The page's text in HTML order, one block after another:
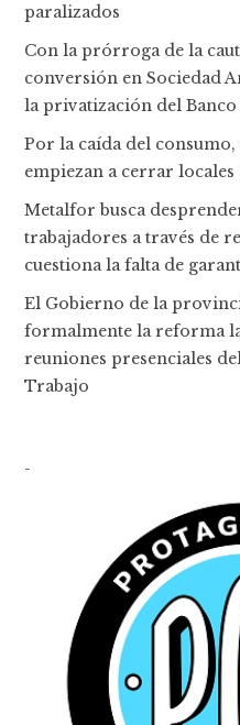
paralizados
Con la prórroga de la
conversión en Sociedad
la privatización del Banco
Por la caída del
empiezan a cerrar locales
Metalfor busca
trabajadores a través de
cuestiona la falta de
El Gobierno de la
formalmente la reforma
reuniones presenciales
Trabajo
-